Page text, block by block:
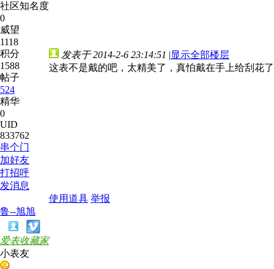
社区知名度
0
威望
1118
积分
1588
帖子
524
精华
0
UID
833762
串个门
加好友
打招呼
发消息
发表于 2014-2-6 23:14:51 |显示全部楼层
这表不是戴的吧，太精美了，真怕戴在手上给刮花
使用道具 举报
鲁--旭旭
爱表收藏家
小表友